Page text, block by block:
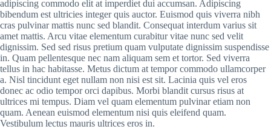
adipiscing commodo elit at imperdiet dui accumsan. Adipiscing
bibendum est ultricies integer quis auctor. Euismod quis viverra nibh
cras pulvinar mattis nunc sed blandit. Consequat interdum varius sit
amet mattis. Arcu vitae elementum curabitur vitae nunc sed velit
dignissim. Sed sed risus pretium quam vulputate dignissim suspendisse
in. Quam pellentesque nec nam aliquam sem et tortor. Sed viverra
tellus in hac habitasse. Metus dictum at tempor commodo ullamcorper
a. Nisl tincidunt eget nullam non nisi est sit. Lacinia quis vel eros
donec ac odio tempor orci dapibus. Morbi blandit cursus risus at
ultrices mi tempus. Diam vel quam elementum pulvinar etiam non
quam. Aenean euismod elementum nisi quis eleifend quam.
Vestibulum lectus mauris ultrices eros in.